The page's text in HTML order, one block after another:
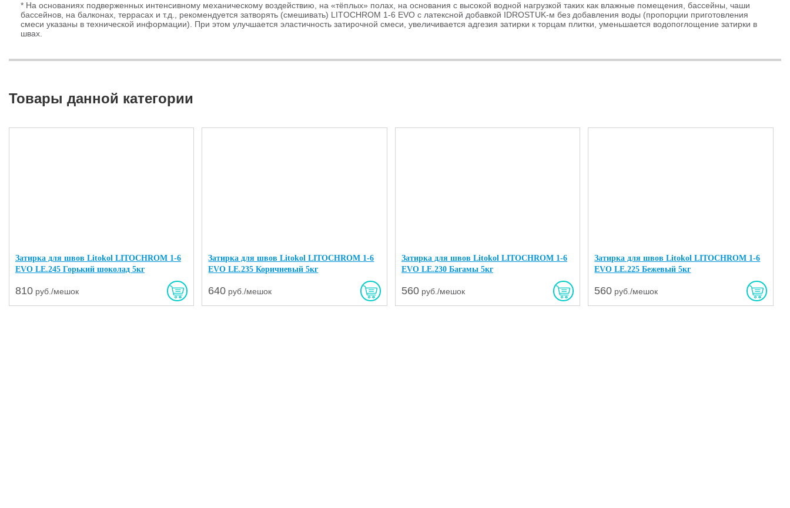
* На основаниях подверженных интенсивному механическому воздействию, на «тёплых» полах, на основания с высокой водной нагрузкой таких как влажные помещения, бассейны, чаши
бассейнов, на балконах, террасах и т.д., рекомендуется затворять (смешивать) LITOCHROM 1-6 EVO с латексной добавкой IDROSTUK-м без добавления воды (пропорции приготовления
смеси указаны в технической информации). При этом улучшается эластичность затирочной смеси, увеличивается адгезия затирки к торцам плитки, уменьшается водопоглощение затирки в
швах.
Товары данной категории
Затирка для швов Litokol LITOCHROM 1-6
EVO LE.245 Горький шоколад 5кг
810 руб./мешок
Затирка для швов Litokol LITOCHROM 1-6
EVO LE.235 Коричневый 5кг
640 руб./мешок
Затирка для швов Litokol LITOCHROM 1-6
EVO LE.230 Багамы 5кг
560руб./мешок
Затирка для швов Litokol LITOCHROM 1-6
EVO LE.225 Бежевый 5кг
560 руб./мешок